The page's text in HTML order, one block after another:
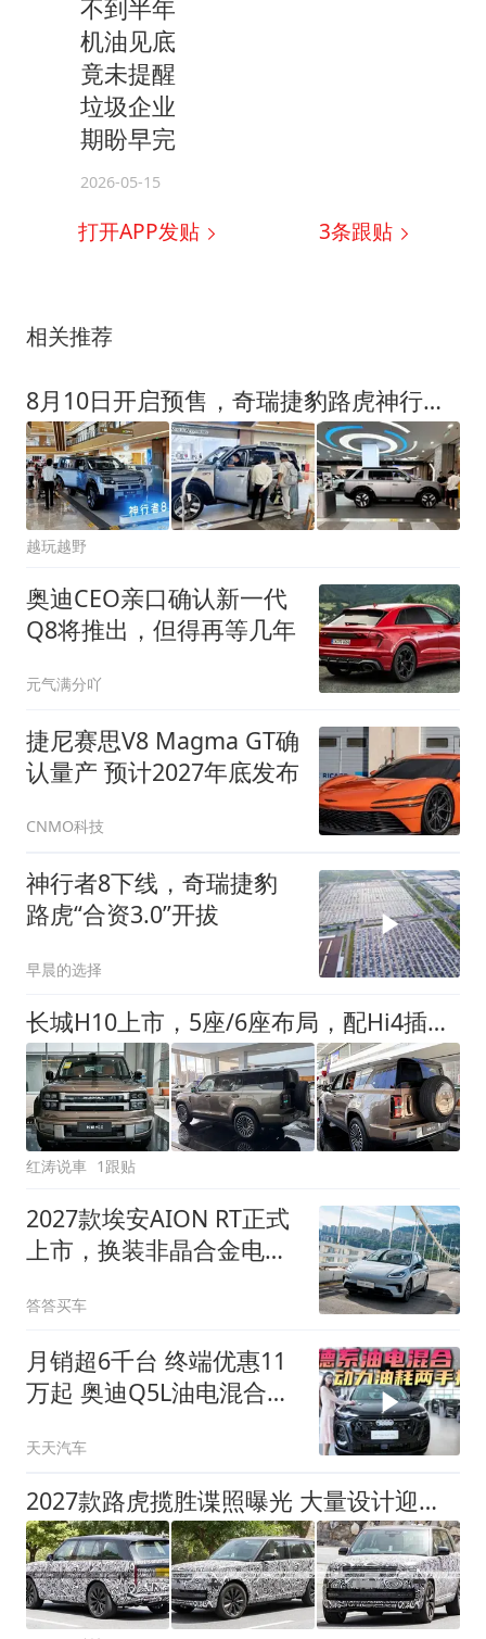
不到半年
机油见底
竟未提醒
垃圾企业
期盼早完
2026-05-15
打开APP发贴 3条跟贴
相关推荐
8月10日开启预售，奇瑞捷豹路虎神行者8全国巡演进行时
越玩越野
奥迪CEO亲口确认新一代
Q8将推出，但得再等几年
元气满分吖
捷尼赛思V8 Magma GT确
认量产 预计2027年底发布
CNMO科技
神行者8下线，奇瑞捷豹
路虎“合资3.0”开拔
早晨的选择
长城H10上市，5座/6座布局，配Hi4插电混动，598马力，加速4.9秒
红涛说車 1跟贴
2027款埃安AION RT正式
上市，换装非晶合金电
答答买车
月销超6千台 终端优惠11
万起 奥迪Q5L油电混合版
天天汽车
2027款路虎揽胜谍照曝光 大量设计迎来改动 还有纯电版